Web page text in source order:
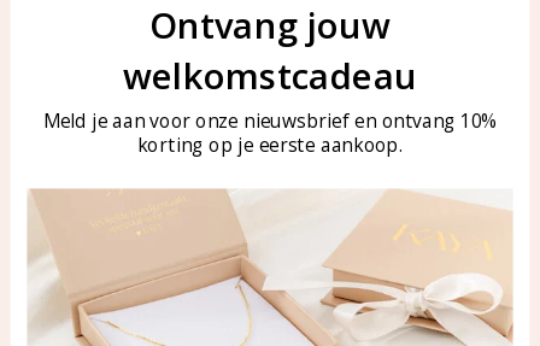
Veelgestelde vragen
Sieraden onderhouden
KAYA Sieraden
Bellen of WhatsApp Ma-Vr
Tel: 0850003187
WhatsApp: 0850003187
klantenservice@kayasierade
Producten KAYA Sieraden
Ontvang jouw
welkomstcadeau
Meld je aan voor onze nieuwsbrief en ontvang 10%
korting op je eerste aankoop.